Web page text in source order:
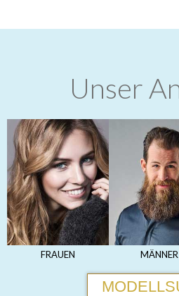
Unser
FRAUEN MÄNNER